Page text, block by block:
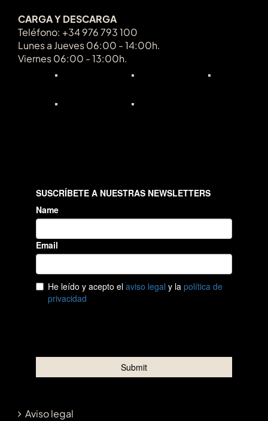
CARGA Y DESCARGA
Teléfono: +34 976 793 100
Lunes a Jueves 06:00 - 14:00h.
Viernes 06:00 - 13:00h.
Aviso legal